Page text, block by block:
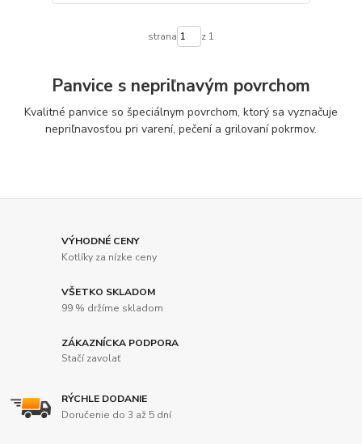
strana z 1
Panvice s nepriľnavým povrchom
Kvalitné panvice so špeciálnym povrchom, ktorý sa vyznačuje
nepriľnavosťou pri varení, pečení a grilovaní pokrmov.
VÝHODNÉ CENY
Kotlíky za nízke ceny
VŠETKO SKLADOM
99 % držíme skladom
ZÁKAZNÍCKA PODPORA
Stačí zavolať
RÝCHLE DODANIE
Doručenie do 3 až 5 dní